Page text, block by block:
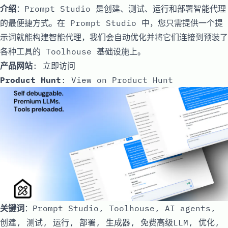
介绍：Prompt Studio 是创建、测试、运行和部署智能代理
的最便捷方式。在 Prompt Studio 中，您只需提供一个提
示词就能构建智能代理，我们会自动优化并将它们连接到预装了
各种工具的 Toolhouse 基础设施上。
产品网站: 立即访问
Product Hunt : View on Product Hunt
关键词：Prompt Studio, Toolhouse, AI agents,
创建, 测试, 运行, 部署, 生成器, 免费高级LLM, 优化,